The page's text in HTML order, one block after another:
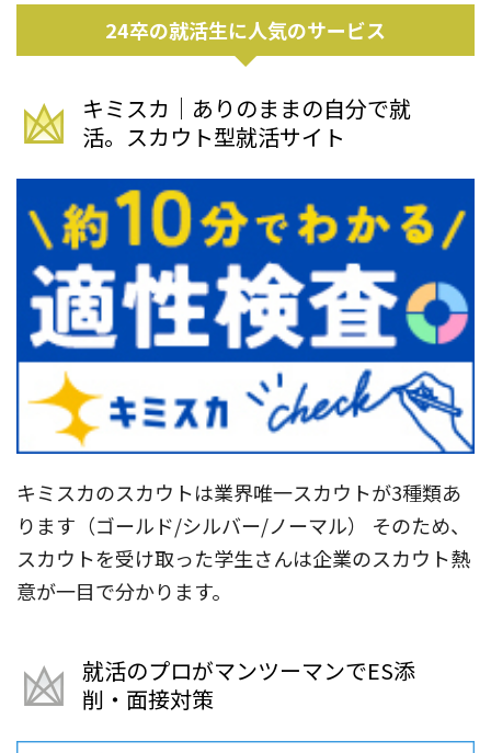
24卒の就活生に人気のサービス
キミスカ｜ありのままの自分で就
活。スカウト型就活サイト
キミスカのスカウトは業界唯一スカウトが3種類あ
ります（ゴールド/シルバー/ノーマル） そのため、
スカウトを受け取った学生さんは企業のスカウト熱
意が一目で分かります。
就活のプロがマンツーマンでES添
削・面接対策